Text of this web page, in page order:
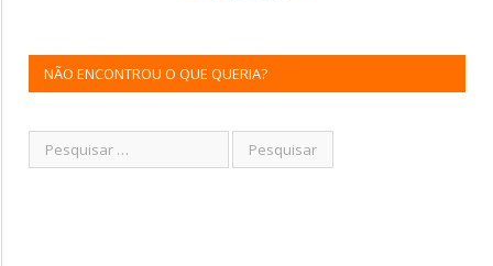
NÃO ENCONTROU O QUE QUERIA?